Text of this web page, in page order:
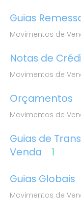
Guias
Movimentos de
Notas de
Movimentos de
Orçamentos
Movimentos de
Guias de
Venda
1
Guias Globais
Movimentos de